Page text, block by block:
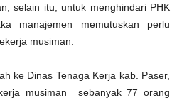
selain itu, untuk menghindari PHK
manajemen memutuskan perlu
musiman.
ke Dinas Tenaga Kerja kab. Paser,
musiman sebanyak 77 orang